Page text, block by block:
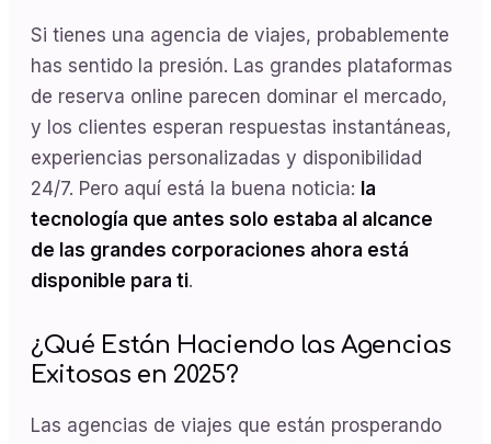
Si tienes una agencia de viajes, probablemente
has sentido la presión. Las grandes plataformas
de reserva online parecen dominar el mercado,
y los clientes esperan respuestas instantáneas,
experiencias personalizadas y disponibilidad
24/7. Pero aquí está la buena noticia: la
tecnología que antes solo estaba al alcance
de las grandes corporaciones ahora está
disponible para ti.
¿Qué Están Haciendo las Agencias
Exitosas en 2025?
Las agencias de viajes que están prosperando